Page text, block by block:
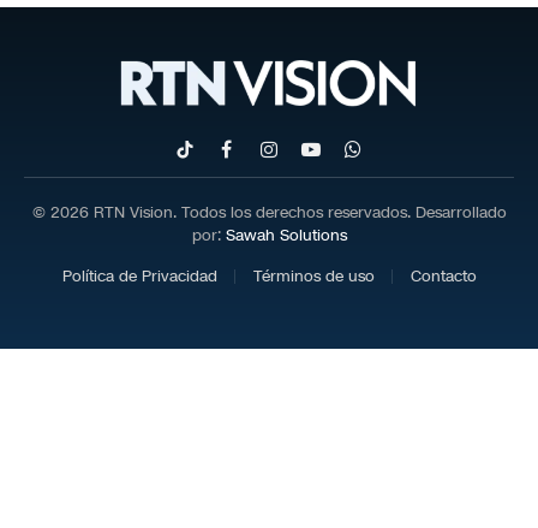
TikTokFacebookInstagram
YouTubeWhatsApp
© 2026 RTN Vision. Todos los derechos reservados. Desarrollado
por: Sawah Solutions
Política de Privacidad
Términos de uso Contacto